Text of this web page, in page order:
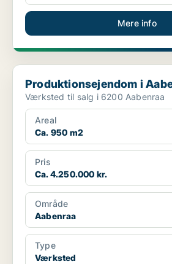
Mere info
Produktionsejendom i Aabenraa
Produktionsejendom i
Værksted til salg i 6200 Aabenraa
Areal
Ca. 950 m2
Pris
Ca. 4.250.000 kr.
Område
Aabenraa
Type
Værksted